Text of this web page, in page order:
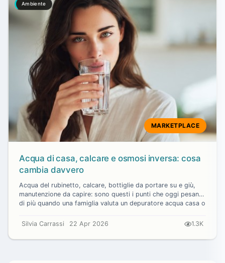
MARKETPLACE
Ambiente
Acqua di casa, calcare e osmosi inversa: cosa
cambia davvero
Acqua del rubinetto, calcare, bottiglie da portare su e giù,
manutenzione da capire: sono questi i punti che oggi pesano
di più quando una famiglia valuta un depuratore acqua casa o
Silvia Carrassi
22 Apr 2026 1.3K